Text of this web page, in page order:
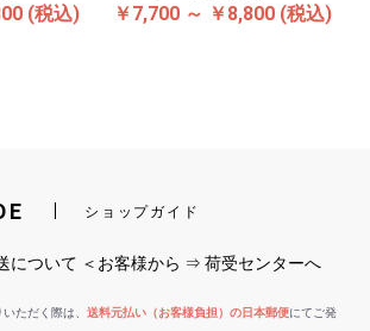
(税込)
￥7,700 ～ ￥8,800 (税込)
ショップガイド
について ＜お客様から ⇒ 荷受センターへ
ただく際は、 送料元払い（お客様負担）の日本郵便にてご発